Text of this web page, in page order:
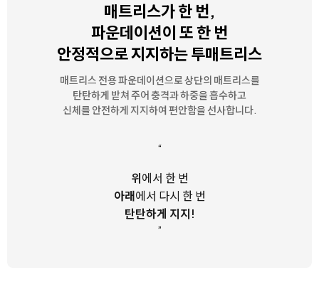
매트리스가 한 번,
파운데이션이 또 한 번
안정적으로 지지하는 투매트리스
매트리스 전용 파운데이션으로 상단의 매트리스를
탄탄하게 받쳐 주어 충격과 하중을 흡수하고
신체를 안전하게 지지하여 편안함을 선사합니다.
“
위에서 한 번
아래에서 다시 한 번
탄탄하게 지지!
”